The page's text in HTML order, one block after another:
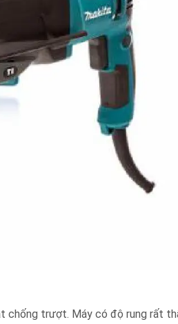
chống trượt. Máy có độ rung rất